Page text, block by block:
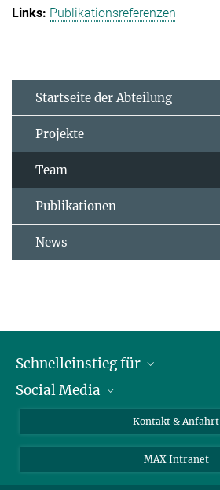
Publikationsreferenzen
Startseite der Abteilung
Projekte
Team
Publikationen
News
Schnelleinstieg für
Journalist*innen
Social Media
LinkedIn
Kontakt & Anfahrt
MAX Intranet